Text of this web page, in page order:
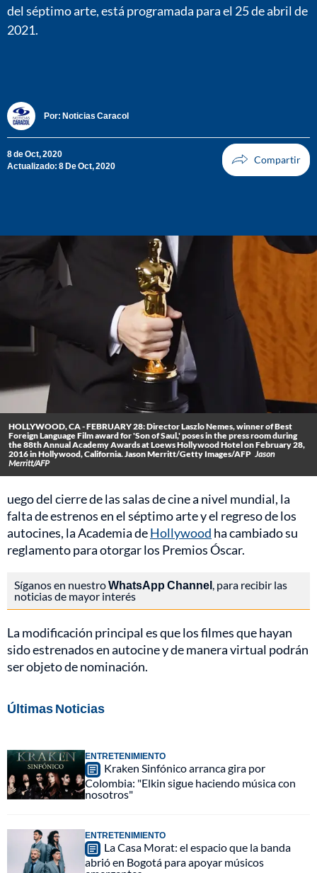
del séptimo arte, está programada para el 25 de abril de
2021.
Por: Noticias Caracol
8 de Oct, 2020
Actualizado: 8 De Oct, 2020
HOLLYWOOD, CA - FEBRUARY 28: Director Laszlo Nemes, winner of Best
Foreign Language Film award for 'Son of Saul,' poses in the press room during
the 88th Annual Academy Awards at Loews Hollywood Hotel on February 28,
2016 in Hollywood, California. Jason Merritt/Getty Images/AFP Jason
Merritt/AFP
uego del cierre de las salas de cine a nivel mundial, la
falta de estrenos en el séptimo arte y el regreso de los
autocines, la Academia deHollywood ha cambiado su
reglamento para otorgar los Premios Óscar.
Síganos en nuestroWhatsApp Channel, para recibir las
noticias de mayor interés
La modificación principal es que los filmes que hayan
sido estrenados en autocine y de manera virtual podrán
ser objeto de nominación.
Últimas Noticias
ENTRETENIMIENTO
Kraken Sinfónico arranca gira por
Colombia: "Elkin sigue haciendo música con
nosotros"
ENTRETENIMIENTO
La Casa Morat: el espacio que la banda
abrió en Bogotá para apoyar músicos